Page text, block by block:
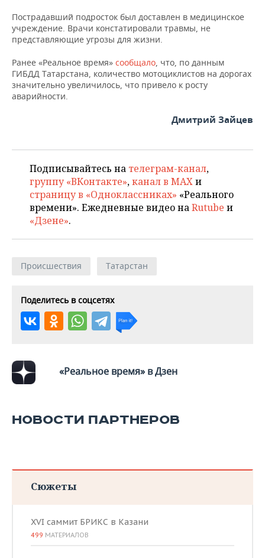
Пострадавший подросток был доставлен в медицинское
учреждение. Врачи констатировали травмы, не
представляющие угрозы для жизни.
Ранее «Реальное время» сообщало, что, по данным
ГИБДД Татарстана, количество мотоциклистов на дорогах
значительно увеличилось, что привело к росту
аварийности.
Дмитрий Зайцев
Подписывайтесь на телеграм-канал,
группу «ВКонтакте»,канал в MAXи
страницу в «Одноклассниках» «Реального
времени». Ежедневные видео наRutube и
«Дзене».
Происшествия Татарстан
Поделитесь в соцсетях
«Реальное время» в Дзен
НОВОСТИ ПАРТНЕРОВ
Сюжеты
XVI саммит БРИКС в Казани
499 МАТЕРИАЛОВ